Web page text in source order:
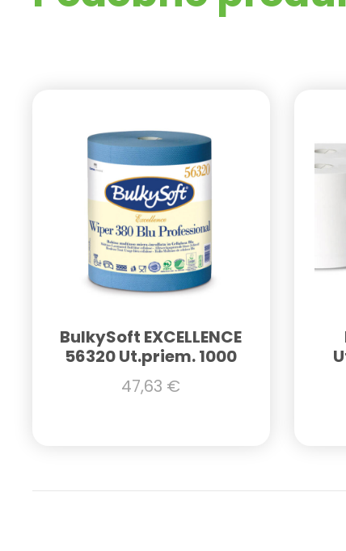
BulkySoft EXCELLENCE
56320 Ut.priem. 1000
47,63 €